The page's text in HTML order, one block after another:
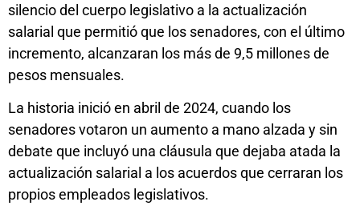
silencio del cuerpo legislativo a la actualización
salarial que permitió que los senadores, con el último
incremento, alcanzaran los más de 9,5 millones de
pesos mensuales.
La historia inició en abril de 2024, cuando los
senadores votaron un aumento a mano alzada y sin
debate que incluyó una cláusula que dejaba atada la
actualización salarial a los acuerdos que cerraran los
propios empleados legislativos.